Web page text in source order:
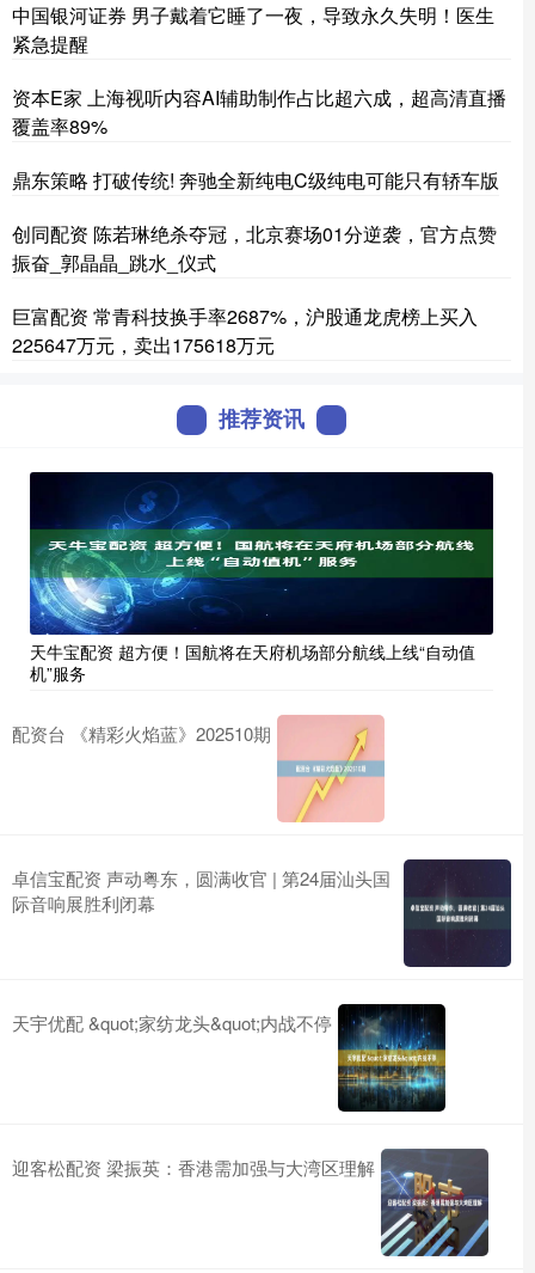
中国银河证券 男子戴着它睡了一夜，导致永久失明！医生
紧急提醒
资本E家 上海视听内容AI辅助制作占比超六成，超高清直播
覆盖率89%
鼎东策略 打破传统! 奔驰全新纯电C级纯电可能只有轿车版
创同配资 陈若琳绝杀夺冠，北京赛场01分逆袭，官方点赞
振奋_郭晶晶_跳水_仪式
巨富配资 常青科技换手率2687%，沪股通龙虎榜上买入
225647万元，卖出175618万元
推荐资讯
天牛宝配资 超方便！国航将在天府机场部分航线上线“自动值
机”服务
配资台 《精彩火焰蓝》202510期
卓信宝配资 声动粤东，圆满收官 | 第24届汕头国
际音响展胜利闭幕
天宇优配 &quot;家纺龙头&quot;内战不停
迎客松配资 梁振英：香港需加强与大湾区理解